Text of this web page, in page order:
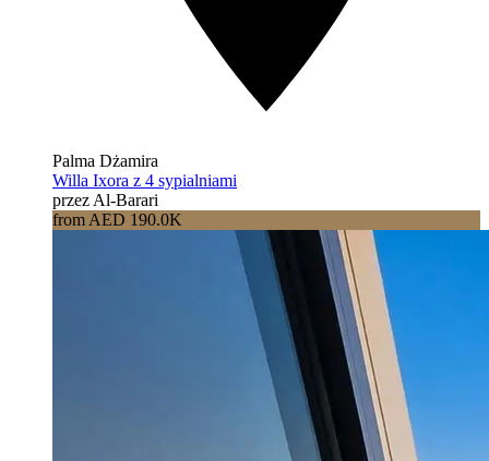
Palma Dżamira
Willa Ixora z 4 sypialniami
przez Al-Barari
from AED 190.0K